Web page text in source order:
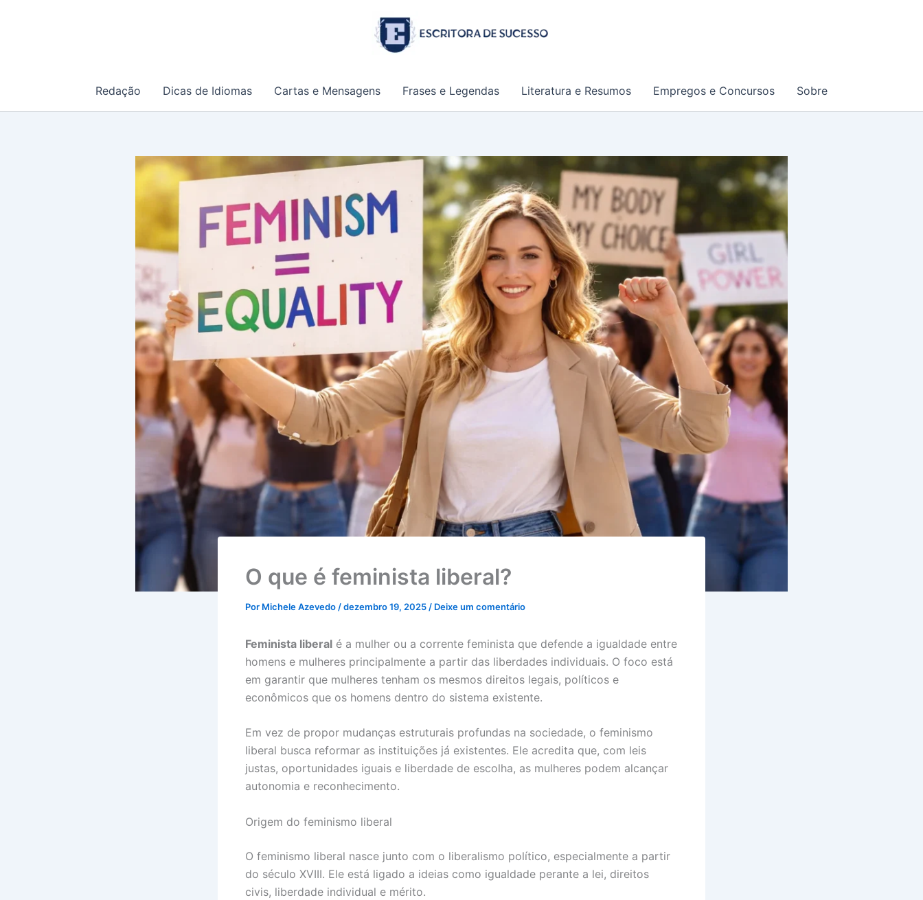
Redação Dicas de Idiomas Cartas e Mensagens Frases e Legendas Literatura e Resumos Empregos e Concursos Sobre
O que é feminista liberal?
Por Michele Azevedo /dezembro 19, 2025 / Deixe um comentário
Feminista liberal é a mulher ou a corrente feminista que defende a igualdade entre
homens e mulheres principalmente a partir das liberdades individuais. O foco está
em garantir que mulheres tenham os mesmos direitos legais, políticos e
econômicos que os homens dentro do sistema existente.
Em vez de propor mudanças estruturais profundas na sociedade, o feminismo
liberal busca reformar as instituições já existentes. Ele acredita que, com leis
justas, oportunidades iguais e liberdade de escolha, as mulheres podem alcançar
autonomia e reconhecimento.
Origem do feminismo liberal
O feminismo liberal nasce junto com o liberalismo político, especialmente a partir
do século XVIII. Ele está ligado a ideias como igualdade perante a lei, direitos
civis, liberdade individual e mérito.